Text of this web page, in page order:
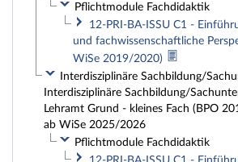
Pflichtmodule Fachdidaktik
12-PRI-BA-ISSU C1 -
und fachwissenschaftliche
WiSe 2019/2020)
Interdisziplinäre Sachbildung/
Interdisziplinäre Sachbildung/
Lehramt Grund - kleines Fach (BPO
ab WiSe 2025/2026
Pflichtmodule Fachdidaktik